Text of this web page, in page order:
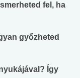
fel, ha
győzheted
Így